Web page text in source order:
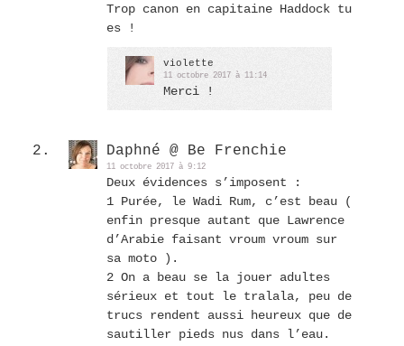
Trop canon en capitaine Haddock tu
es !
violette
11 octobre 2017 à 11:14
Merci !
Daphné @ Be Frenchie
11 octobre 2017 à 9:12
Deux évidences s’imposent :
1 Purée, le Wadi Rum, c’est beau (
enfin presque autant que Lawrence
d’Arabie faisant vroum vroum sur
sa moto ).
2 On a beau se la jouer adultes
sérieux et tout le tralala, peu de
trucs rendent aussi heureux que de
sautiller pieds nus dans l’eau.